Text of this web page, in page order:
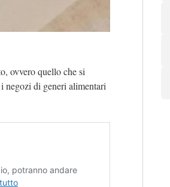
ovvero quello che si
negozi di generi alimentari